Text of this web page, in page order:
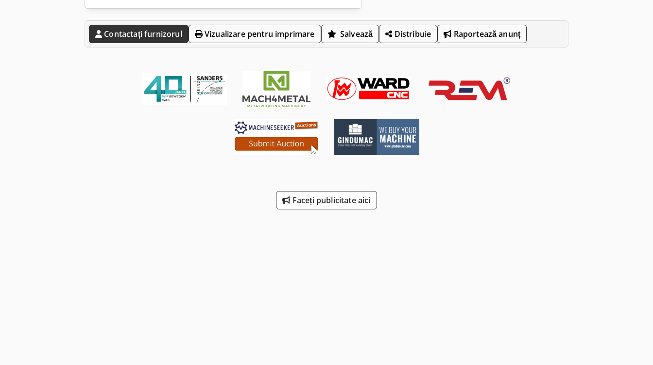
Contactați furnizorul Vizualizare pentru imprimare Salvează Distribuie Raportează anunț
Faceți publicitate aici